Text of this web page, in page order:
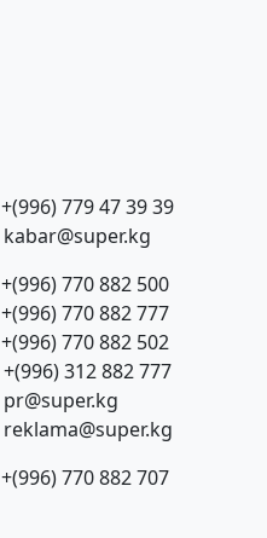
+(996) 779 47 39 39
kabar@super.kg
+(996) 770 882 500
+(996) 770 882 777
+(996) 770 882 502
+(996) 312 882 777
pr@super.kg
reklama@super.kg
+(996) 770 882 707